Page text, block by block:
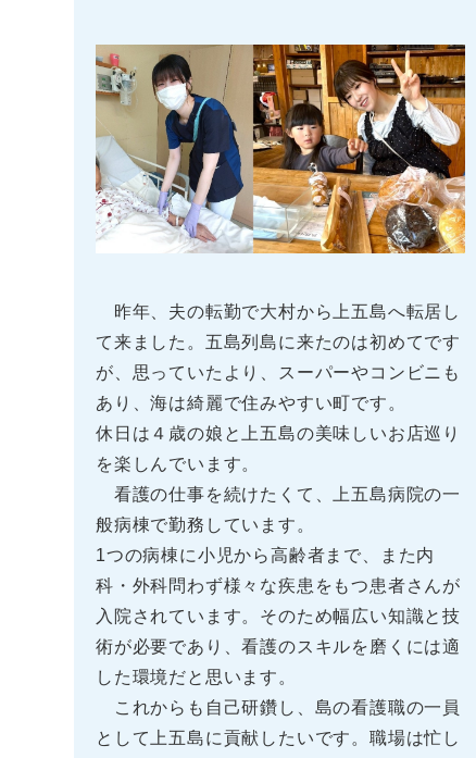
昨年、夫の転勤で大村から上五島へ転居し
て来ました。五島列島に来たのは初めてです
が、思っていたより、スーパーやコンビニも
あり、海は綺麗で住みやすい町です。
休日は４歳の娘と上五島の美味しいお店巡り
を楽しんでいます。
看護の仕事を続けたくて、上五島病院の一
般病棟で勤務しています。
1つの病棟に小児から高齢者まで、また内
科・外科問わず様々な疾患をもつ患者さんが
入院されています。そのため幅広い知識と技
術が必要であり、看護のスキルを磨くには適
した環境だと思います。
これからも自己研鑽し、島の看護職の一員
として上五島に貢献したいです。職場は忙し